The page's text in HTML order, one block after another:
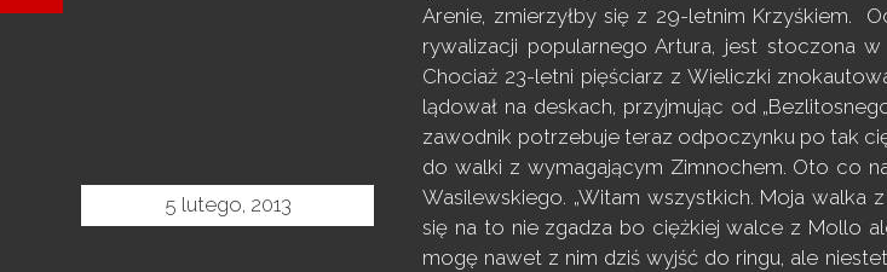
5 lutego, 2013
Arenie, zmierzyłby się z 29-letnim Krzyśkiem.
rywalizacji popularnego Artura, jest stoczona
Chociaż 23-letni pięściarz z Wieliczki
lądował na deskach, przyjmując od
zawodnik potrzebuje teraz odpoczynku po tak
do walki z wymagającym Zimnochem. Oto co
Wasilewskiego. „Witam wszystkich. Moja
się na to nie zgadza bo ciężkiej walce z Mollo
mogę nawet z nim dziś wyjść do ringu, ale